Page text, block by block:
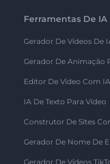
Ferramentas De IA
Gerador De Vídeos De
Gerador De Animação
Editor De Vídeo Com IA
IA De Texto Para Vídeo
Construtor De Sites
Gerador De Nome De
Gerador De Vídeos